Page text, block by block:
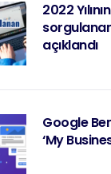
2022
açıklandı
Google
‘My